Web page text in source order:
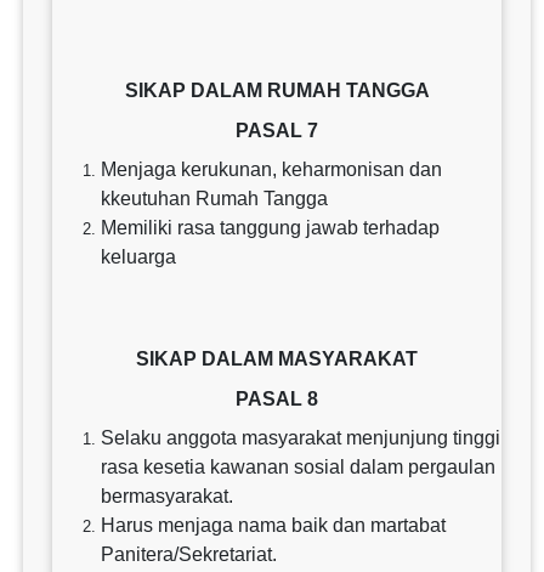
SIKAP DALAM RUMAH TANGGA
PASAL 7
Menjaga kerukunan, keharmonisan dan
kkeutuhan Rumah Tangga
Memiliki rasa tanggung jawab terhadap
keluarga
SIKAP DALAM MASYARAKAT
PASAL 8
Selaku anggota masyarakat menjunjung tinggi
rasa kesetia kawanan sosial dalam pergaulan
bermasyarakat.
Harus menjaga nama baik dan martabat
Panitera/Sekretariat.